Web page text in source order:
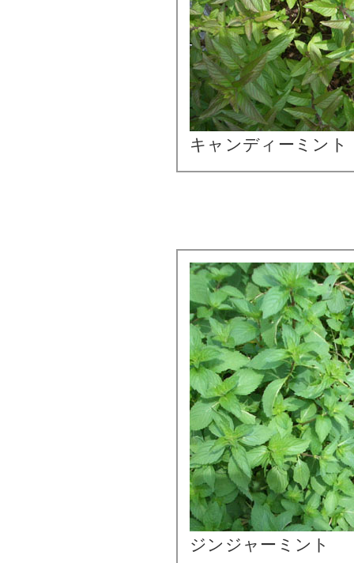
キャンディーミント
ジンジャーミント